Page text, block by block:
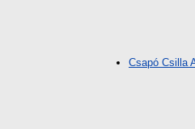
Csapó Csilla